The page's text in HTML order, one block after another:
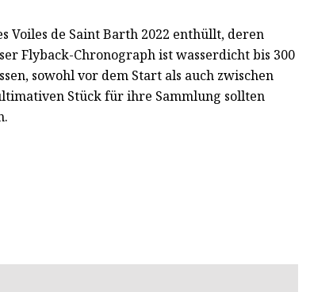
Voiles de Saint Barth 2022 enthüllt, deren
Flyback-Chronograph ist wasserdicht bis 300
sowohl vor dem Start als auch zwischen
Stück für ihre Sammlung sollten